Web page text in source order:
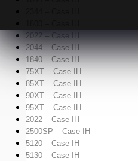
2022 – Case IH
2044 – Case IH
1840 – Case IH
75XT – Case IH
85XT – Case IH
90XT – Case IH
95XT – Case IH
2022 – Case IH
2500SP – Case IH
5120 – Case IH
5130 – Case IH